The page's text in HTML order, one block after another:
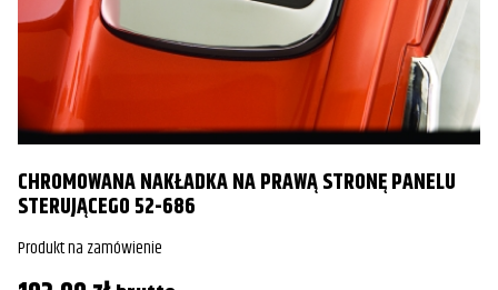
CHROMOWANA NAKŁADKA NA PRAWĄ STRONĘ PANELU
STERUJĄCEGO 52-686
Produkt na zamówienie